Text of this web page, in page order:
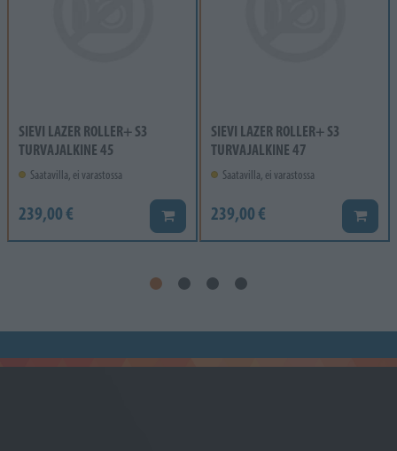
SIEVI LAZER ROLLER+ S3
TURVAJALKINE 45
Saatavilla, ei varastossa
239,00 € Lisää koriin
SIEVI LAZER ROLLER+ S3
TURVAJALKINE 47
Saatavilla, ei varastossa
239,00 € Lisää